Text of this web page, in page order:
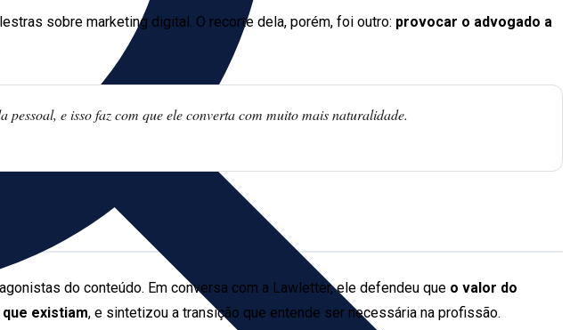
sobre marketing digital. O recorte dela, porém, foi outro: provocar o advogado a
e isso faz com que ele converta com muito mais naturalidade.
do conteúdo. Em conversa com a Lawletter, ele defendeu que o valor do
existiam, e sintetizou a transição que entende ser necessária na profissão.